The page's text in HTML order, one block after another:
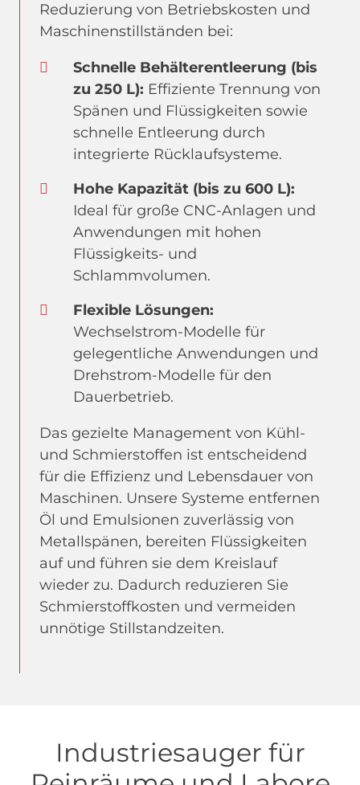
Reduzierung von Betriebskosten und
Maschinenstillständen bei:
Schnelle Behälterentleerung (bis
zu 250 L): Effiziente Trennung von
Spänen und Flüssigkeiten sowie
schnelle Entleerung durch
integrierte Rücklaufsysteme.
Hohe Kapazität (bis zu 600 L):
Ideal für große CNC-Anlagen und
Anwendungen mit hohen
Flüssigkeits- und
Schlammvolumen.
Flexible Lösungen:
Wechselstrom-Modelle für
gelegentliche Anwendungen und
Drehstrom-Modelle für den
Dauerbetrieb.
Das gezielte Management von Kühl-
und Schmierstoffen ist entscheidend
für die Effizienz und Lebensdauer von
Maschinen. Unsere Systeme entfernen
Öl und Emulsionen zuverlässig von
Metallspänen, bereiten Flüssigkeiten
auf und führen sie dem Kreislauf
wieder zu. Dadurch reduzieren Sie
Schmierstoffkosten und vermeiden
unnötige Stillstandzeiten.
Industriesauger für